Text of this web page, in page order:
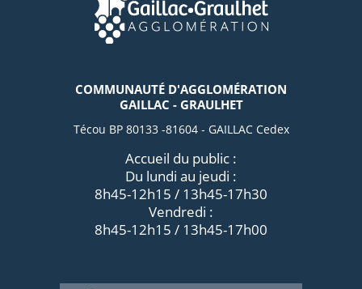
COMMUNAUTÉ D'AGGLOMÉRATION
GAILLAC - GRAULHET
Técou BP 80133 -81604 - GAILLAC Cedex
Accueil du public :
Du lundi au jeudi :
8h45-12h15 / 13h45-17h30
Vendredi :
8h45-12h15 / 13h45-17h00